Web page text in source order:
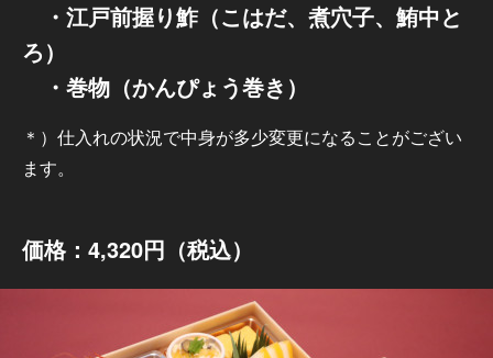
・江戸前握り鮓（こはだ、煮穴子、鮪中と
ろ）
・巻物（かんぴょう巻き）
＊）仕入れの状況で中身が多少変更になることがござい
ます。
価格：4,320円（税込）